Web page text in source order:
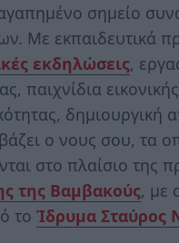
σημείο
Με εκπαιδευτικά
εκδηλώσεις,
παιχνίδια εικονικής
δημιουργική
ο νους σου, τα
στο πλαίσιο της
της Βαμβακούς, με
το Ίδρυμα Σταύρος